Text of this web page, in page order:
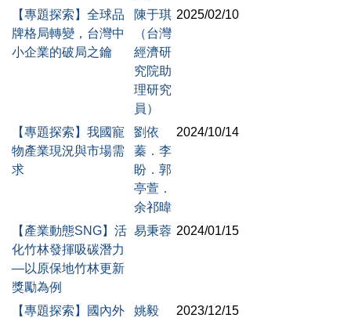
【專題探索】全球品
牌格局轉變，台灣中
小企業的破局之鑰
陳于琪
（台灣
經濟研
究院助
理研究
員）
2025/02/10
【專題探索】我國寵
物產業現況與市場需
求
劉依
蓁．李
盼．郭
亭萱．
余祁暐
2024/10/14
【產業動態SNG】活
化竹林發揮吸碳潛力
―以原保地竹林更新
獎勵為例
易秉蓉 2024/01/15
【專題探索】國內外
姚毅
2023/12/15